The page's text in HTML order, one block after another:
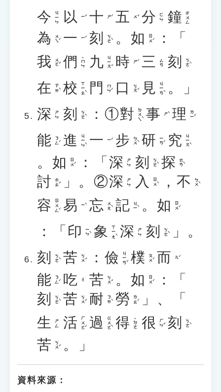
今 ㄐㄧㄣ 以 ㄧˇ 十 ㄕˊ 五 ㄨˇ 分 ㄈㄣ 鐘 ㄓㄨㄥ
為 ㄨㄟˊ 一 ㄧˊ 刻 ㄎㄜˋ 。 如 ㄖㄨˊ
：「
我 ㄨㄛˇ 們 ˙ㄇㄣ 九 ㄐㄧㄡˇ 時 ㄕˊ 三 ㄙㄢ 刻 ㄎㄜˋ
在 ㄗㄞˋ 校 ㄒㄧㄠˋ 門 ㄇㄣˊ 口 ㄎㄡˇ 見 ㄐㄧㄢˋ 。」
深 ㄕㄣ 刻 ㄎㄜˋ ：①對 ㄉㄨㄟˋ 事 ㄕˋ 理 ㄌㄧˇ
能 ㄋㄥˊ 進 ㄐㄧㄣˋ 一 ㄧˊ 步 ㄅㄨˋ 研 ㄧㄢˊ 究 ㄐㄧㄡˋ
。 如 ㄖㄨˊ ：「 深 ㄕㄣ 刻 ㄎㄜˋ 探 ㄊㄢˋ
討 ㄊㄠˇ 」。②深 ㄕㄣ 入 ㄖㄨˋ ， 不 ㄅㄨˋ
容 ㄖㄨㄥˊ 易 ㄧˋ 忘 ㄨㄤˋ 記 ㄐㄧˋ 。 如 ㄖㄨˊ
：「 印 ㄧㄣˋ 象 ㄒㄧㄤˋ 深 ㄕㄣ 刻 ㄎㄜˋ
」。
刻
ㄎㄜˋ 苦 ㄎㄨˇ ： 儉 ㄐㄧㄢˇ 樸 ㄆㄨˊ 而 ㄦˊ
能 ㄋㄥˊ 吃 ㄔ 苦 ㄎㄨˇ 。 如 ㄖㄨˊ
：「
刻
ㄎㄜˋ 苦 ㄎㄨˇ 耐 ㄋㄞˋ 勞 ㄌㄠˊ
」、「
生 ㄕㄥ 活 ㄏㄨㄛˊ 過 ㄍㄨㄛˋ 得 ˙ㄉㄜ 很 ㄏㄣˇ 刻 ㄎㄜˋ
苦 ㄎㄨˇ 。」
資料來源：